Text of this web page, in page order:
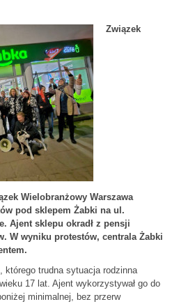
Związek
Wielobranżowy Warszawa
pod sklepem Żabki na ul.
Ajent sklepu okradł z pensji
W wyniku protestów, centrala Żabki
którego trudna sytuacja rodzinna
17 lat. Ajent wykorzystywał go do
minimalnej, bez przerw